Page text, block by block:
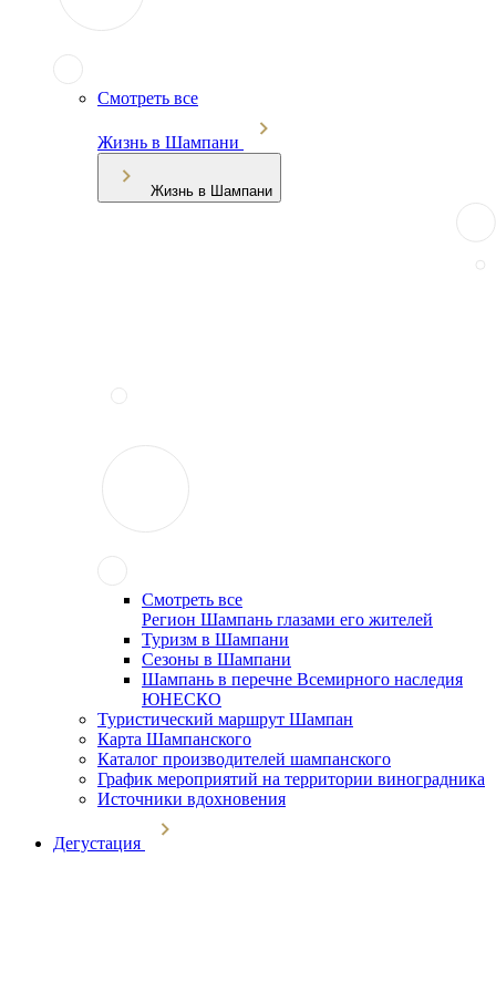
Смотреть все
Жизнь в Шампани
Жизнь в Шампани
Смотреть все
Регион Шампань глазами его жителей
Туризм в Шампани
Сезоны в Шампани
Шампань в перечне Всемирного наследия
ЮНЕСКО
Туристический маршрут Шампан
Карта Шампанского
Каталог производителей шампанского
График мероприятий на территории виноградника
Источники вдохновения
Дегустация